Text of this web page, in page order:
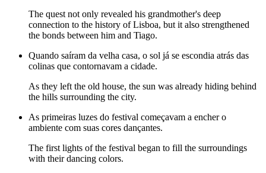
The quest not only revealed his grandmother's deep
connection to the history of Lisboa, but it also strengthened
the bonds between him and Tiago.
Quando saíram da velha casa, o sol já se escondia atrás das
colinas que contornavam a cidade.
As they left the old house, the sun was already hiding behind
the hills surrounding the city.
As primeiras luzes do festival começavam a encher o
ambiente com suas cores dançantes.
The first lights of the festival began to fill the surroundings
with their dancing colors.